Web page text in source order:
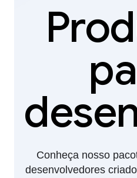
Conheça nosso
desenvolvedores